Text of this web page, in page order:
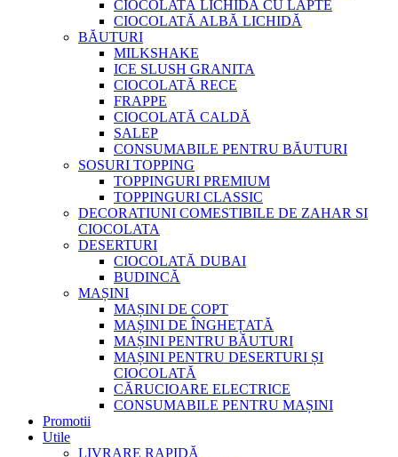
CIOCOLATĂ LICHIDĂ CU LAPTE
CIOCOLATĂ ALBĂ LICHIDĂ
BĂUTURI
MILKSHAKE
ICE SLUSH GRANITA
CIOCOLATĂ RECE
FRAPPE
CIOCOLATĂ CALDĂ
SALEP
CONSUMABILE PENTRU BĂUTURI
SOSURI TOPPING
TOPPINGURI PREMIUM
TOPPINGURI CLASSIC
DECORATIUNI COMESTIBILE DE ZAHAR SI
CIOCOLATA
DESERTURI
CIOCOLATĂ DUBAI
BUDINCĂ
MAȘINI
MAȘINI DE COPT
MAȘINI DE ÎNGHEȚATĂ
MAȘINI PENTRU BĂUTURI
MAȘINI PENTRU DESERTURI ȘI
CIOCOLATĂ
CĂRUCIOARE ELECTRICE
CONSUMABILE PENTRU MAȘINI
Promotii
Utile
LIVRARE RAPIDĂ